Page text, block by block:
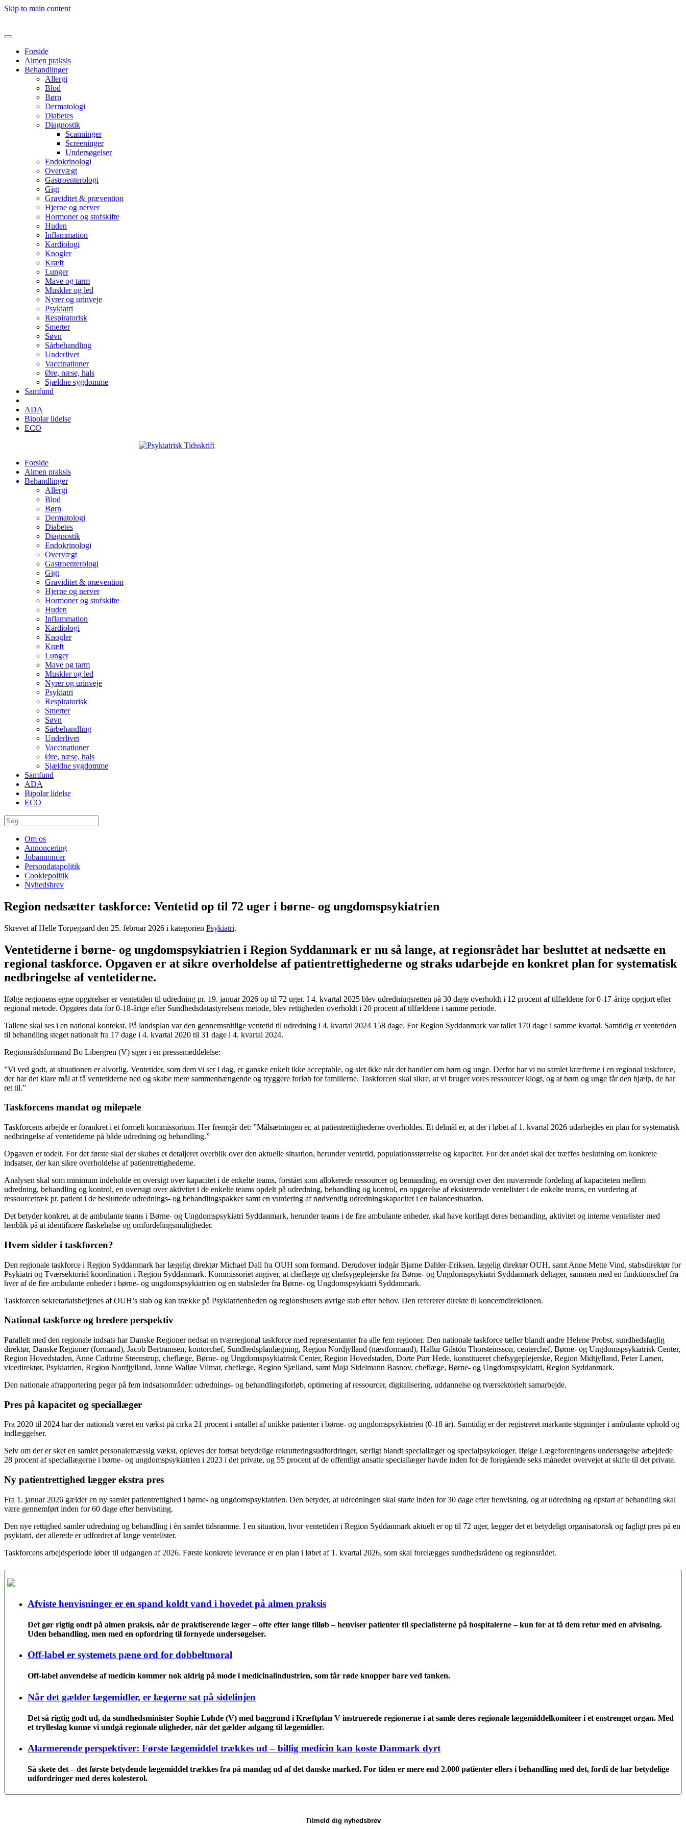
Skip to main content
Forside
Almen praksis
Behandlinger
Allergi
Blod
Børn
Dermatologi
Diabetes
Diagnostik
Scanninger
Screeninger
Undersøgelser
Endokrinologi
Overvægt
Gastroenterologi
Gigt
Graviditet & prævention
Hjerne og nerver
Hormoner og stofskifte
Huden
Inflammation
Kardiologi
Knogler
Kræft
Lunger
Mave og tarm
Muskler og led
Nyrer og urinveje
Psykiatri
Respiratorisk
Smerter
Søvn
Sårbehandling
Underlivet
Vaccinationer
Øre, næse, hals
Sjældne sygdomme
Samfund
ADA
Bipolar lidelse
ECO
Forside
Almen praksis
Behandlinger
Allergi
Blod
Børn
Dermatologi
Diabetes
Diagnostik
Endokrinologi
Overvægt
Gastroenterologi
Gigt
Graviditet & prævention
Hjerne og nerver
Hormoner og stofskifte
Huden
Inflammation
Kardiologi
Knogler
Kræft
Lunger
Mave og tarm
Muskler og led
Nyrer og urinveje
Psykiatri
Respiratorisk
Smerter
Søvn
Sårbehandling
Underlivet
Vaccinationer
Øre, næse, hals
Sjældne sygdomme
Samfund
ADA
Bipolar lidelse
ECO
Om os
Annoncering
Jobannoncer
Persondatapolitik
Cookiepolitik
Nyhedsbrev
Region nedsætter taskforce: Ventetid op til 72 uger i børne- og ungdomspsykiatrien
Skrevet af Helle Torpegaard den 25. februar 2026 i kategorien Psykiatri.
Ventetiderne i børne- og ungdomspsykiatrien i Region Syddanmark er nu så lange, at regionsrådet har besluttet at nedsætte en
regional taskforce. Opgaven er at sikre overholdelse af patientrettighederne og straks udarbejde en konkret plan for systematisk
nedbringelse af ventetiderne.
Ifølge regionens egne opgørelser er ventetiden til udredning pr. 19. januar 2026 op til 72 uger. I 4. kvartal 2025 blev udredningsretten på 30 dage overholdt i 12 procent af tilfældene for 0-17-årige opgjort efter
regional metode. Opgøres data for 0-18-årige efter Sundhedsdatastyrelsens metode, blev rettigheden overholdt i 20 procent af tilfældene i samme periode.
Tallene skal ses i en national kontekst. På landsplan var den gennemsnitlige ventetid til udredning i 4. kvartal 2024 158 dage. For Region Syddanmark var tallet 170 dage i samme kvartal. Samtidig er ventetiden
til behandling steget nationalt fra 17 dage i 4. kvartal 2020 til 31 dage i 4. kvartal 2024.
Regionsrådsformand Bo Libergren (V) siger i en pressemeddelelse:
”Vi ved godt, at situationen er alvorlig. Ventetider, som dem vi ser i dag, er ganske enkelt ikke acceptable, og slet ikke når det handler om børn og unge. Derfor har vi nu samlet kræfterne i en regional taskforce,
der har det klare mål at få ventetiderne ned og skabe mere sammenhængende og tryggere forløb for familierne. Taskforcen skal sikre, at vi bruger vores ressourcer klogt, og at børn og unge får den hjælp, de har
ret til.”
Taskforcens mandat og milepæle
Taskforcens arbejde er forankret i et formelt kommissorium. Her fremgår det: ”Målsætningen er, at patientrettighederne overholdes. Et delmål er, at der i løbet af 1. kvartal 2026 udarbejdes en plan for systematisk
nedbringelse af ventetiderne på både udredning og behandling.”
Opgaven er todelt. For det første skal der skabes et detaljeret overblik over den aktuelle situation, herunder ventetid, populationsstørrelse og kapacitet. For det andet skal der træffes beslutning om konkrete
indsatser, der kan sikre overholdelse af patientrettighederne.
Analysen skal som minimum indeholde en oversigt over kapacitet i de enkelte teams, forstået som allokerede ressourcer og bemanding, en oversigt over den nuværende fordeling af kapaciteten mellem
udredning, behandling og kontrol, en oversigt over aktivitet i de enkelte teams opdelt på udredning, behandling og kontrol, en opgørelse af eksisterende ventelister i de enkelte teams, en vurdering af
ressourcetræk pr. patient i de besluttede udrednings- og behandlingspakker samt en vurdering af nødvendig udredningskapacitet i en balancesituation.
Det betyder konkret, at de ambulante teams i Børne- og Ungdomspsykiatri Syddanmark, herunder teams i de fire ambulante enheder, skal have kortlagt deres bemanding, aktivitet og interne ventelister med
henblik på at identificere flaskehalse og omfordelingsmuligheder.
Hvem sidder i taskforcen?
Den regionale taskforce i Region Syddanmark har lægelig direktør Michael Dall fra OUH som formand. Derudover indgår Bjarne Dahler-Eriksen, lægelig direktør OUH, samt Anne Mette Vind, stabsdirektør for
Psykiatri og Tværsektoriel koordination i Region Syddanmark. Kommissoriet angiver, at cheflæge og chefsygeplejerske fra Børne- og Ungdomspsykiatri Syddanmark deltager, sammen med en funktionschef fra
hver af de fire ambulante enheder i børne- og ungdomspsykiatrien og en stabsleder fra Børne- og Ungdomspsykiatri Syddanmark.
Taskforcen sekretariatsbetjenes af OUH’s stab og kan trække på Psykiatrienheden og regionshusets øvrige stab efter behov. Den refererer direkte til koncerndirektionen.
National taskforce og bredere perspektiv
Parallelt med den regionale indsats har Danske Regioner nedsat en tværregional taskforce med repræsentanter fra alle fem regioner. Den nationale taskforce tæller blandt andre Helene Probst, sundhedsfaglig
direktør, Danske Regioner (formand), Jacob Bertramsen, kontorchef, Sundhedsplanlægning, Region Nordjylland (næstformand), Hallur Gilstón Thorsteinsson, centerchef, Børne- og Ungdomspsykiatrisk Center,
Region Hovedstaden, Anne Cathrine Steenstrup, cheflæge, Børne- og Ungdomspsykiatrisk Center, Region Hovedstaden, Dorte Purr Hede, konstitueret chefsygeplejerske, Region Midtjylland, Peter Larsen,
vicedirektør, Psykiatrien, Region Nordjylland, Janne Walløe Vilmar, cheflæge, Region Sjælland, samt Maja Sidelmann Basnov, cheflæge, Børne- og Ungdomspsykiatri, Region Syddanmark.
Den nationale afrapportering peger på fem indsatsområder: udrednings- og behandlingsforløb, optimering af ressourcer, digitalisering, uddannelse og tværsektorielt samarbejde.
Pres på kapacitet og speciallæger
Fra 2020 til 2024 har der nationalt været en vækst på cirka 21 procent i antallet af unikke patienter i børne- og ungdomspsykiatrien (0-18 år). Samtidig er der registreret markante stigninger i ambulante ophold og
indlæggelser.
Selv om der er sket en samlet personalemæssig vækst, opleves der fortsat betydelige rekrutteringsudfordringer, særligt blandt speciallæger og specialpsykologer. Ifølge Lægeforeningens undersøgelse arbejdede
28 procent af speciallægerne i børne- og ungdomspsykiatrien i 2023 i det private, og 55 procent af de offentligt ansatte speciallæger havde inden for de foregående seks måneder overvejet at skifte til det private.
Ny patientrettighed lægger ekstra pres
Fra 1. januar 2026 gælder en ny samlet patientrettighed i børne- og ungdomspsykiatrien. Den betyder, at udredningen skal starte inden for 30 dage efter henvisning, og at udredning og opstart af behandling skal
være gennemført inden for 60 dage efter henvisning.
Den nye rettighed samler udredning og behandling i én samlet tidsramme. I en situation, hvor ventetiden i Region Syddanmark aktuelt er op til 72 uger, lægger det et betydeligt organisatorisk og fagligt pres på en
psykiatri, der allerede er udfordret af lange ventelister.
Taskforcens arbejdsperiode løber til udgangen af 2026. Første konkrete leverance er en plan i løbet af 1. kvartal 2026, som skal forelægges sundhedsrådene og regionsrådet.
Afviste henvisninger er en spand koldt vand i hovedet på almen praksis
Det gør rigtig ondt på almen praksis, når de praktiserende læger – ofte efter lange tilløb – henviser patienter til specialisterne på hospitalerne – kun for at få dem retur med en afvisning.
Uden behandling, men med en opfordring til fornyede undersøgelser.
Off-label er systemets pæne ord for dobbeltmoral
Off-label anvendelse af medicin kommer nok aldrig på mode i medicinalindustrien, som får røde knopper bare ved tanken.
Når det gælder lægemidler, er lægerne sat på sidelinjen
Det så rigtig godt ud, da sundhedsminister Sophie Løhde (V) med baggrund i Kræftplan V instruerede regionerne i at samle deres regionale lægemiddelkomiteer i et enstrenget organ. Med
et trylleslag kunne vi undgå regionale uligheder, når det gælder adgang til lægemidler.
Alarmerende perspektiver: Første lægemiddel trækkes ud – billig medicin kan koste Danmark dyrt
Så skete det – det første betydende lægemiddel trækkes fra på mandag ud af det danske marked. For tiden er mere end 2.000 patienter ellers i behandling med det, fordi de har betydelige
udfordringer med deres kolesterol.
Tilmeld dig nyhedsbrev